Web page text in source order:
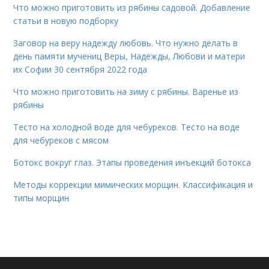
Что можно приготовить из рябины садовой. Добавление
статьи в новую подборку
Заговор на веру надежду любовь. Что нужно делать в
день памяти мучениц Веры, Надежды, Любови и матери
их Софии 30 сентября 2022 года
Что можно приготовить на зиму с рябины. Варенье из
рябины
Тесто на холодной воде для чебуреков. Тесто на воде
для чебуреков с мясом
Ботокс вокруг глаз. Этапы проведения инъекций ботокса
Методы коррекции мимических морщин. Классификация и
типы морщин